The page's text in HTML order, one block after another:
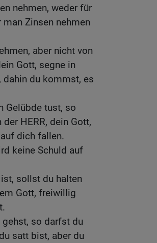
nehmen, weder für
man Zinsen nehmen
aber nicht von
Gott, segne in
du kommst, es
Gelübde tust, so
HERR, dein Gott,
dich fallen.
keine Schuld auf
sollst du halten
Gott, freiwillig
so darfst du
satt bist, aber du